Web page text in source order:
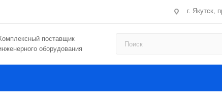
г. Якутск,
поставщик
оборудования